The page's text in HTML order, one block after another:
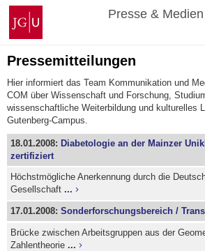
Zum
Inhalt
springen
Johannes
Gutenberg-
Universität
Mainz
Presse & Medien
Pressemitteilungen
Hier informiert das Team Kommunikation und
COM über Wissenschaft und Forschung,
wissenschaftliche Weiterbildung und kulturelles
Gutenberg-Campus.
18.01.2008: Diabetologie an der Mainzer
zertifiziert
Höchstmögliche Anerkennung durch die
Gesellschaft...
17.01.2008:Sonderforschungsbereich /
Brücke zwischen Arbeitsgruppen aus der
Zahlentheorie...